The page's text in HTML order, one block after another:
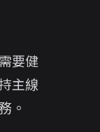
要健
主線
。